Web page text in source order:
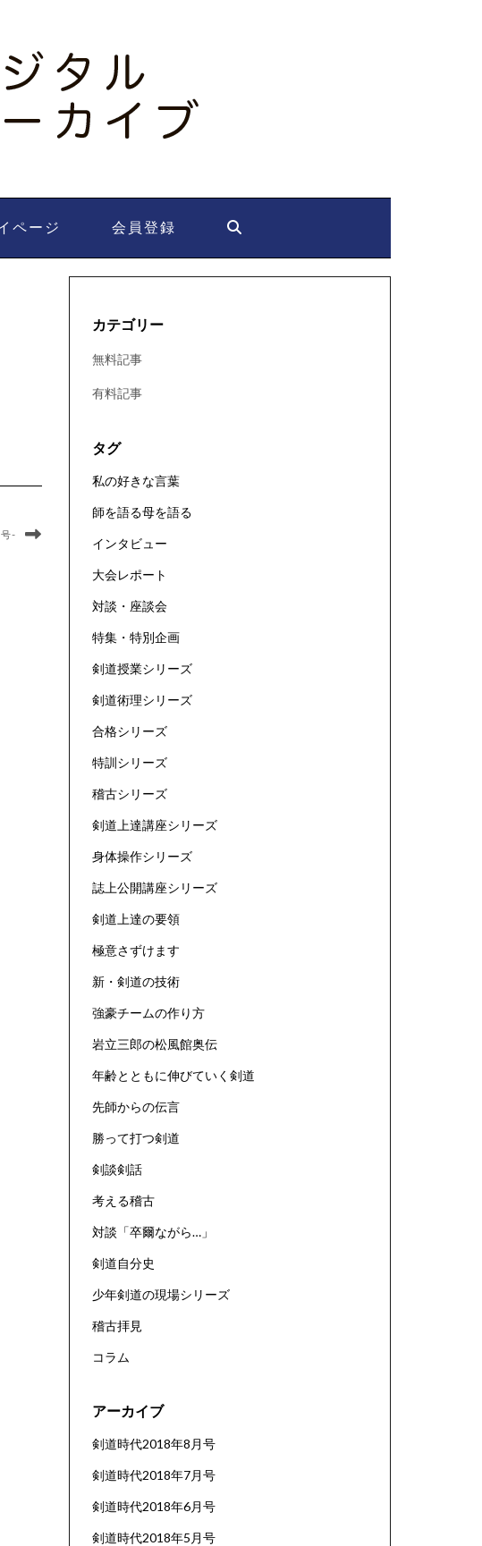
ページ 会員登録
-
カテゴリー
無料記事
有料記事
タグ
私の好きな言葉
師を語る母を語る
インタビュー
大会レポート
対談・座談会
特集・特別企画
剣道授業シリーズ
剣道術理シリーズ
合格シリーズ
特訓シリーズ
稽古シリーズ
剣道上達講座シリーズ
身体操作シリーズ
誌上公開講座シリーズ
剣道上達の要領
極意さずけます
新・剣道の技術
強豪チームの作り方
岩立三郎の松風館奥伝
年齢とともに伸びていく剣道
先師からの伝言
勝って打つ剣道
剣談剣話
考える稽古
対談「卒爾ながら…」
剣道自分史
少年剣道の現場シリーズ
稽古拝見
コラム
アーカイブ
剣道時代2018年8月号
剣道時代2018年7月号
剣道時代2018年6月号
剣道時代2018年5月号